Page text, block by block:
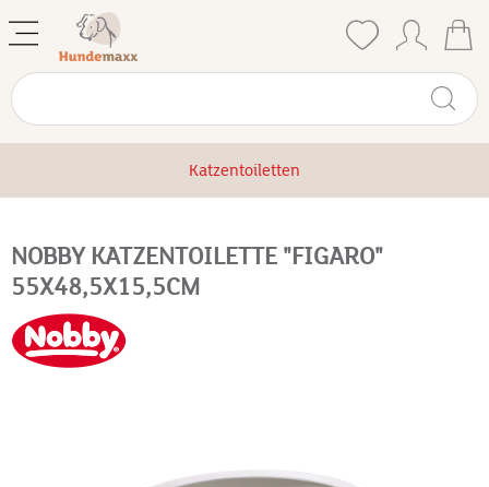
Katzentoiletten
NOBBY KATZENTOILETTE "FIGARO"
55X48,5X15,5CM